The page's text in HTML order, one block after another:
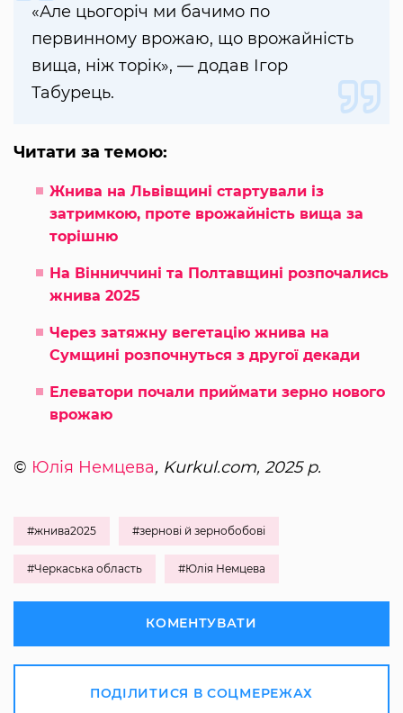
«Але цьогоріч ми бачимо по
первинному врожаю, що врожайність
вища, ніж торік», — додав Ігор
Табурець.
Читати за темою:
Жнива на Львівщині стартували із
затримкою, проте врожайність вища за
торішню
На Вінниччині та Полтавщині розпочались
жнива 2025
Через затяжну вегетацію жнива на
Сумщині розпочнуться з другої декади
Елеватори почали приймати зерно нового
врожаю
© Юлія Немцева, Kurkul.com, 2025 р.
#жнива2025 #зернові й зернобобові
#Черкаська область #Юлія Немцева
КОМЕНТУВАТИ
ПОДІЛИТИСЯ В СОЦМЕРЕЖАХ